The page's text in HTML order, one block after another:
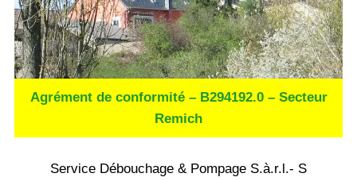
Agrément de conformité – B294192.0 – Secteur
Remich
Service Débouchage & Pompage S.à.r.l.- S